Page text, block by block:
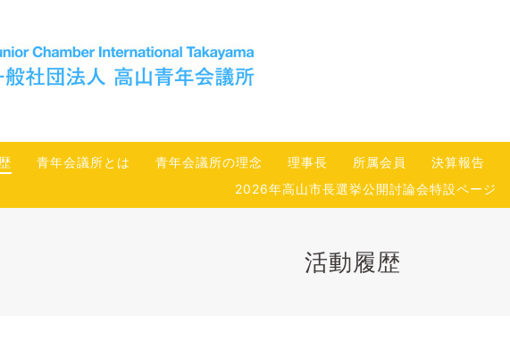
青年会議所とは 青年会議所の理念 理事長 所属会員 決算報告
2026年高山市長選挙公開討論会特設ページ
活動履歴